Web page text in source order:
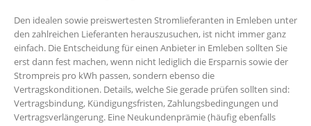
Den idealen sowie preiswertesten Stromlieferanten in Emleben unter
den zahlreichen Lieferanten herauszusuchen, ist nicht immer ganz
einfach. Die Entscheidung für einen Anbieter in Emleben sollten Sie
erst dann fest machen, wenn nicht lediglich die Ersparnis sowie der
Strompreis pro kWh passen, sondern ebenso die
Vertragskonditionen. Details, welche Sie gerade prüfen sollten sind:
Vertragsbindung, Kündigungsfristen, Zahlungsbedingungen und
Vertragsverlängerung. Eine Neukundenprämie (häufig ebenfalls